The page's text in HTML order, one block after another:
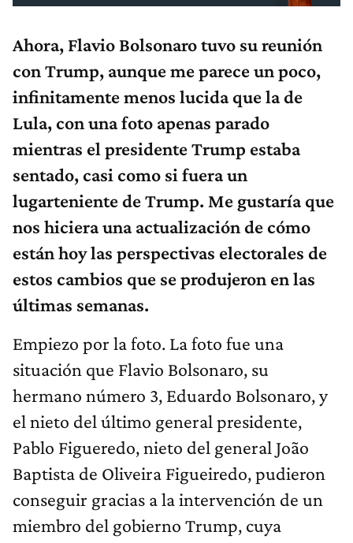
Ahora, Flavio Bolsonaro tuvo su reunión
con Trump, aunque me parece un poco,
infinitamente menos lucida que la de
Lula, con una foto apenas parado
mientras el presidente Trump estaba
sentado, casi como si fuera un
lugarteniente de Trump. Me gustaría que
nos hiciera una actualización de cómo
están hoy las perspectivas electorales de
estos cambios que se produjeron en las
últimas semanas.
Empiezo por la foto. La foto fue una
situación que Flavio Bolsonaro, su
hermano número 3, Eduardo Bolsonaro, y
el nieto del último general presidente,
Pablo Figueredo, nieto del general João
Baptista de Oliveira Figueiredo, pudieron
conseguir gracias a la intervención de un
miembro del gobierno Trump, cuya